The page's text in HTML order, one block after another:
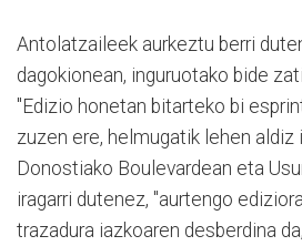
Antolatzaileek aurkeztu berri
dagokionean, inguruotako bide
"Edizio honetan bitarteko bi
zuzen ere, helmugatik lehen aldiz
Donostiako Boulevardean eta
iragarri dutenez, "aurtengo
trazadura iazkoaren desberdina